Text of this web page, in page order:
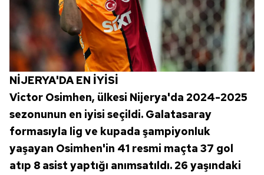
NİJERYA'DA EN İYİSİ
Victor Osimhen, ülkesi Nijerya'da 2024-2025
sezonunun en iyisi seçildi. Galatasaray
formasıyla lig ve kupada şampiyonluk
yaşayan Osimhen'in 41 resmi maçta 37 gol
atıp 8 asist yaptığı anımsatıldı. 26 yaşındaki